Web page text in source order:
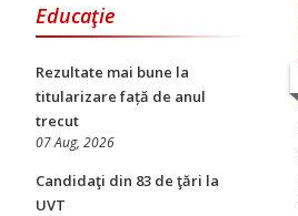
Educaţie
Rezultate mai bune la
titularizare față de anul
trecut
07 Aug, 2026
Candidaţi din 83 de ţări la
UVT